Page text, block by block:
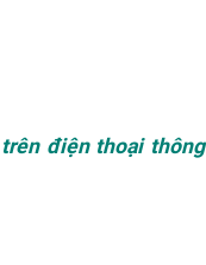
điện thoại thông